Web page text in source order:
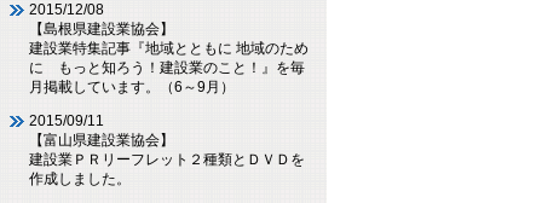
2015/12/08
【島根県建設業協会】
建設業特集記事『地域とともに 地域のため
に もっと知ろう！建設業のこと！』を毎
月掲載しています。（6～9月）
2015/09/11
【富山県建設業協会】
建設業ＰＲリーフレット２種類とＤＶＤを
作成しました。